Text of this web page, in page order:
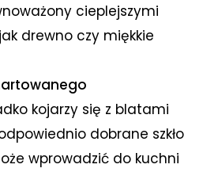
cieplejszymi
drewno czy miękkie
kojarzy się z blatami
dobrane szkło
wprowadzić do kuchni